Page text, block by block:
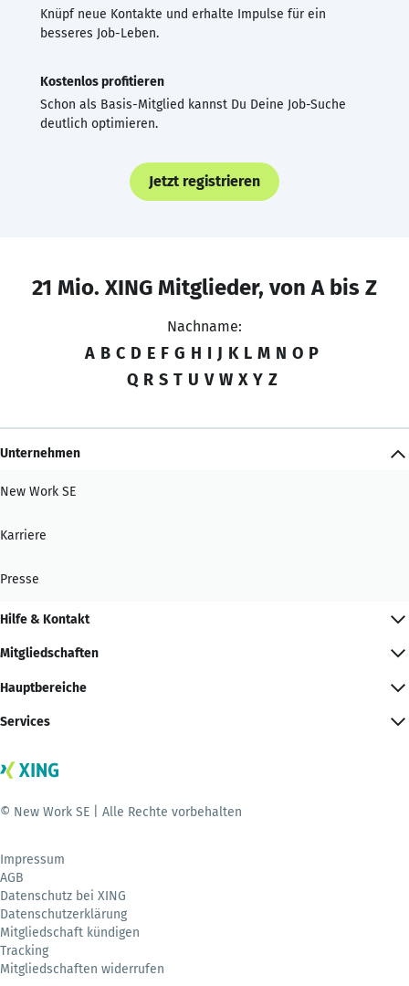
Knüpf neue Kontakte und erhalte Impulse für ein
besseres Job-Leben.
Kostenlos profitieren
Schon als Basis-Mitglied kannst Du Deine Job-Suche
deutlich optimieren.
Jetzt registrieren
21 Mio. XING Mitglieder, von A bis Z
Nachname:
A B C D E F G H I J K L M N O P
Q R S T U V W X Y Z
Unternehmen
New Work SE
Karriere
Presse
Hilfe & Kontakt
Mitgliedschaften
Hauptbereiche
Services
© New Work SE | Alle Rechte vorbehalten
Impressum
AGB
Datenschutz bei XING
Datenschutzerklärung
Mitgliedschaft kündigen
Tracking
Mitgliedschaften widerrufen